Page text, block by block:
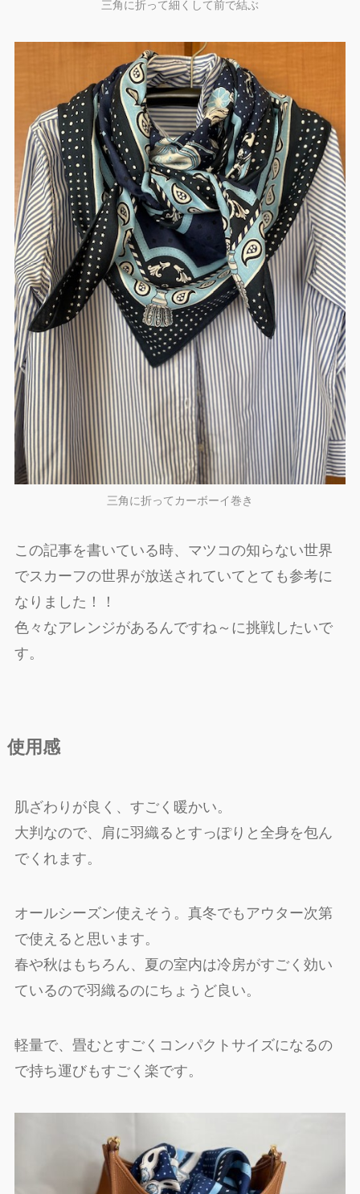
三角に折って細くして前で結ぶ
三角に折ってカーボーイ巻き
この記事を書いている時、マツコの知らない世界
でスカーフの世界が放送されていてとても参考に
なりました！！
色々なアレンジがあるんですね～に挑戦したいで
す。
使用感
肌ざわりが良く、すごく暖かい。
大判なので、肩に羽織るとすっぽりと全身を包ん
でくれます。
オールシーズン使えそう。真冬でもアウター次第
で使えると思います。
春や秋はもちろん、夏の室内は冷房がすごく効い
ているので羽織るのにちょうど良い。
軽量で、畳むとすごくコンパクトサイズになるの
で持ち運びもすごく楽です。